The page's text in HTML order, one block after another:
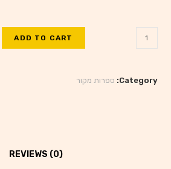
ADD TO CART
Category: ספרות מקור
REVIEWS (0)